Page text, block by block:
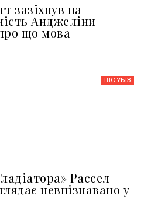
зазіхнув на
Анджеліни
що мова
ШОУБIЗ
Рассел
невпізнавано у